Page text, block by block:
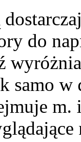
do
samo w
m.